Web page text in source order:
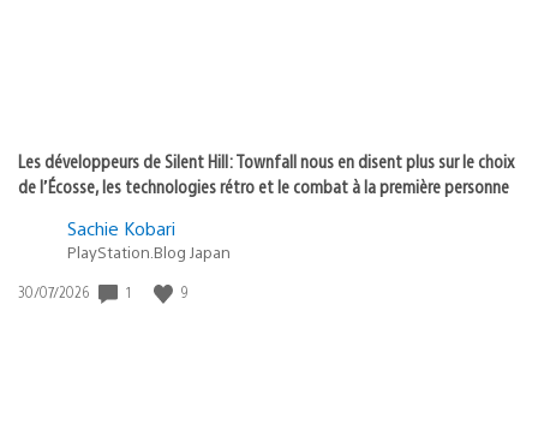
Les développeurs de Silent Hill: Townfall nous en disent plus sur le choix
de l’Écosse, les technologies rétro et le combat à la première personne
Sachie Kobari
PlayStation.Blog Japan
Date
30/07/2026 1 9